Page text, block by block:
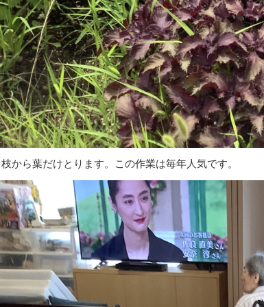
から葉だけとります。この作業は毎年人気です。